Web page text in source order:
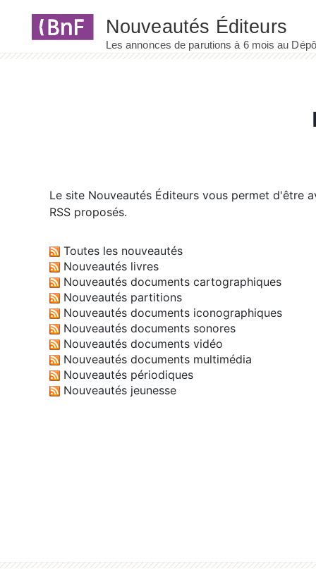
Le site Nouveautés Éditeurs vous permet d'être
RSS proposés.
Toutes les nouveautés
Nouveautés livres
Nouveautés documents cartographiques
Nouveautés partitions
Nouveautés documents iconographiques
Nouveautés documents sonores
Nouveautés documents vidéo
Nouveautés documents multimédia
Nouveautés périodiques
Nouveautés jeunesse